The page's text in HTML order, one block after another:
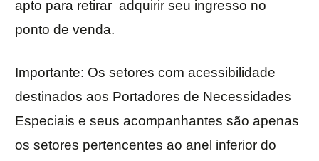
apto para retirar adquirir seu ingresso no
ponto de venda.
Importante: Os setores com acessibilidade
destinados aos Portadores de Necessidades
Especiais e seus acompanhantes são apenas
os setores pertencentes ao anel inferior do